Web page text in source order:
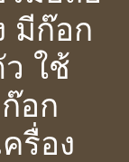
มีก๊อก
ใช้
อก
รื่อง